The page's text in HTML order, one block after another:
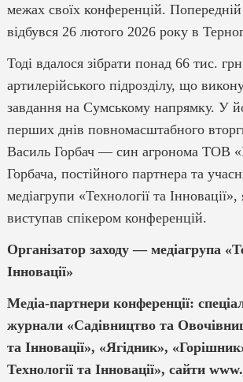
межах своїх конференцій. Попередній
відбувся 26 лютого 2026 року в
Тоді вдалося зібрати понад 66 тис.
артилерійського підрозділу, що
завдання на Сумському напрямку. У
перших днів повномасштабного
Василь Горбач — син агронома ТОВ
Горбача, постійного партнера та
медіагрупи «Технології та
виступав спікером конференцій.
Організатор заходу — медіагрупа
Інновації»
Медіа-партнери конференції:
журнали «Садівництво та
та Інновації», «Ягідник»,
Технології та Інновації», сайти